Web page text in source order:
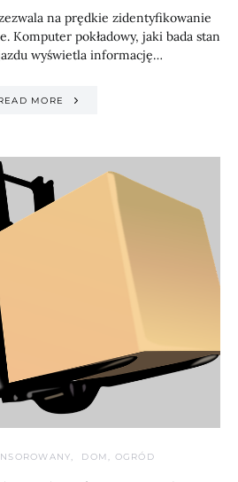
na prędkie zidentyfikowanie
Komputer pokładowy, jaki bada stan
wyświetla informację…
MORE
DOM, OGRÓD